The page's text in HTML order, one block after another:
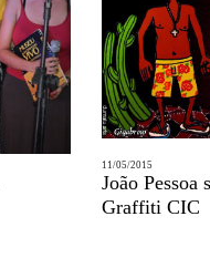
11/05/2015
João Pessoa
Graffiti CIC